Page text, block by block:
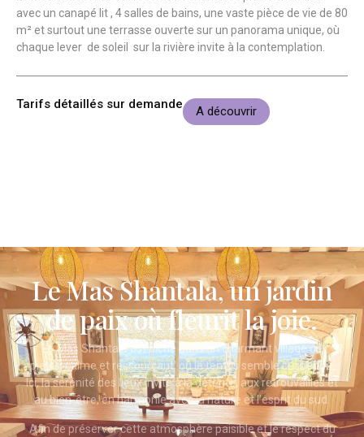
avec un canapé lit , 4 salles de bains, une vaste pièce de vie de 80
m² et surtout une terrasse ouverte sur un panorama unique, où
chaque lever de soleil sur la rivière invite à la contemplation.
Tarifs détaillés sur demande A découvrir
Le Mas Shantala, un jardin
de paix où fleurit la joie.
Le Mas Shantala est niché dans un charmant village de
pierre, calme et ressourçant, où le temps semble suspendu.
Ici, la sérénité des lieux invite à la détente, aux retrouvailles et
au bien-être, en harmonie avec la nature et l’esprit du sud.
Afin de préserver cette atmosphère paisible et le respect du